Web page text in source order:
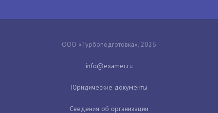
ООО «Турбоподготовка», 2026
Юридические документы
Сведения об организации